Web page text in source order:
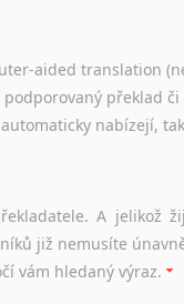
uvažují o studiu v
i osobní
nekomerčního
osobní zkušenosti
aided translation
překlad
nabízejí,
A jelikož
již nemusíte
vám hledaný výraz.